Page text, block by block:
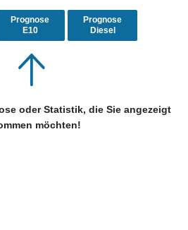
Prognose
E10
Prognose
Diesel
oder Statistik, die Sie angezeigt
möchten!